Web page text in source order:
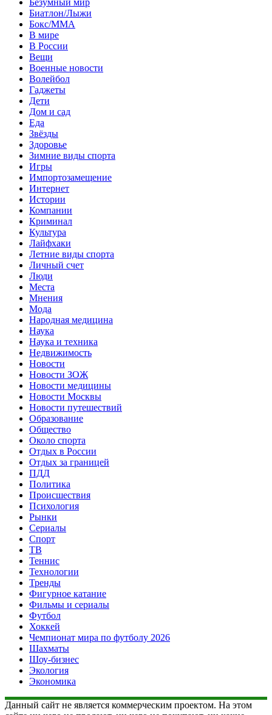
Безумный мир
Биатлон/Лыжи
Бокс/MMA
В мире
В России
Вещи
Военные новости
Волейбол
Гаджеты
Дети
Дом и сад
Еда
Звёзды
Здоровье
Зимние виды спорта
Игры
Импортозамещение
Интернет
Истории
Компании
Криминал
Культура
Лайфхаки
Летние виды спорта
Личный счет
Люди
Места
Мнения
Мода
Народная медицина
Наука
Наука и техника
Недвижимость
Новости
Новости ЗОЖ
Новости медицины
Новости Москвы
Новости путешествий
Образование
Общество
Около спорта
Отдых в России
Отдых за границей
ПДД
Политика
Происшествия
Психология
Рынки
Сериалы
Спорт
ТВ
Теннис
Технологии
Тренды
Фигурное катание
Фильмы и сериалы
Футбол
Хоккей
Чемпионат мира по футболу 2026
Шахматы
Шоу-бизнес
Экология
Экономика
Данный сайт не является коммерческим проектом. На этом